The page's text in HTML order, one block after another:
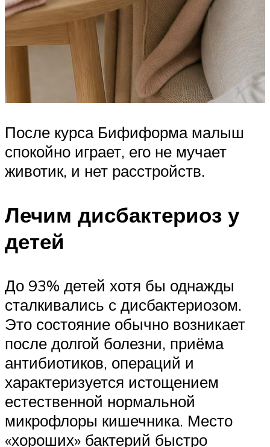
После курса Бифиформа малыш
спокойно играет, его не мучает
животик, и нет расстройств.
Лечим дисбактериоз у
детей
До 93% детей хотя бы однажды
сталкивались с дисбактериозом.
Это состояние обычно возникает
после долгой болезни, приёма
антибиотиков, операций и
характеризуется истощением
естественной нормальной
микрофлоры кишечника. Место
«хороших» бактерий быстро